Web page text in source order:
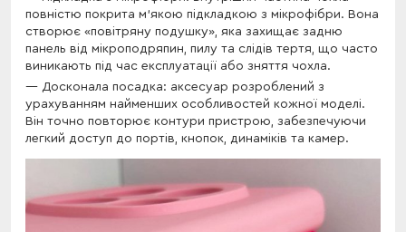
повністю покрита м’якою підкладкою з мікрофібри. Вона
створює «повітряну подушку», яка захищає задню
панель від мікроподряпин, пилу та слідів тертя, що часто
виникають під час експлуатації або зняття чохла.
Досконала посадка: аксесуар розроблений з
урахуванням найменших особливостей кожної моделі.
Він точно повторює контури пристрою, забезпечуючи
легкий доступ до портів, кнопок, динаміків та камер.